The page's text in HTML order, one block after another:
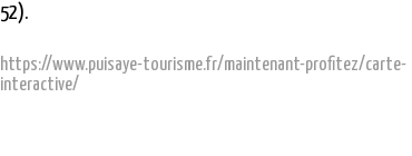
52).
https://www.puisaye-tourisme.fr/maintenant-profitez/carte-
interactive/